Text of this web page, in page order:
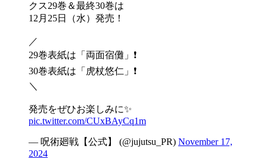
クス29巻＆最終30巻は
12月25日（水）発売！
／
29巻表紙は「両面宿儺」❗️
30巻表紙は「虎杖悠仁」❗️
＼
発売をぜひお楽しみに✨
pic.twitter.com/CUxBAyCq1m
— 呪術廻戦【公式】 (@jujutsu_PR) November 17,
2024